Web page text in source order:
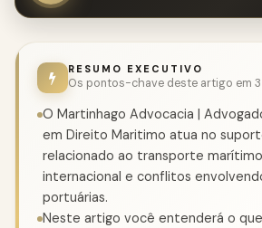
RESUMO EXECUTIVO
Os pontos-chave deste artigo em
O Martinhago Advocacia |
em Direito Maritimo atua no
relacionado ao transporte
internacional e conflitos
portuárias.
Neste artigo você entenderá o